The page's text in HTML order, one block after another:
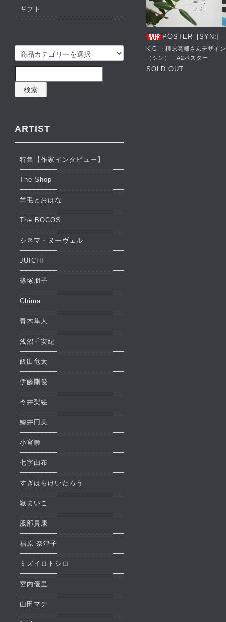
POSTER_[SYN:]
KIGI・植原亮輔さんデザイ
（シン）」A2ポスター
SOLD OUT
ギフト
検索
ARTIST
特集【作家インタビュー】
The Shop
羊毛とおはな
The BOCOS
シネマ・ヌーヴェル
JUICHI
篠塚朋子
Chima
青木隼人
浅沼千安紀
飯田竜太
伊藤剛俊
今井梨絵
鯨井円美
小宮崇
七字由布
すぎはらけいたろう
嶽まいこ
服部貴康
福原 奈津子
ミズイロトシロ
宮内優里
山田マチ